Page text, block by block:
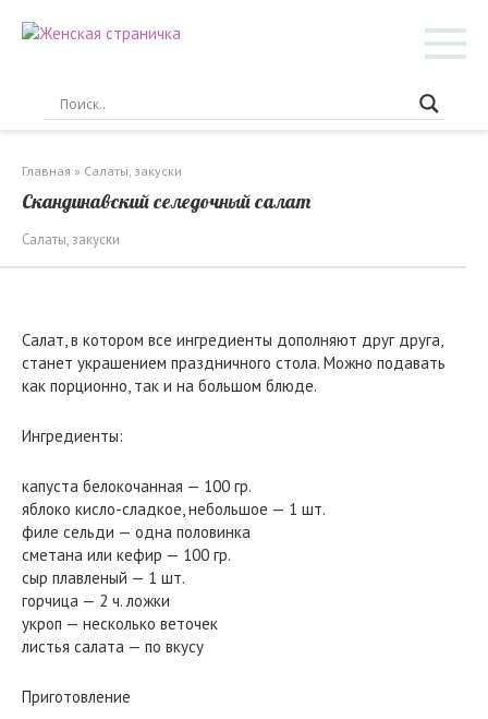
Главная » Салаты, закуски
Скандинавский селедочный салат
Салаты, закуски
Салат, в котором все ингредиенты дополняют друг друга,
станет украшением праздничного стола. Можно подавать
как порционно, так и на большом блюде.
Ингредиенты:
капуста белокочанная — 100 гр.
яблоко кисло-сладкое, небольшое — 1 шт.
филе сельди — одна половинка
сметана или кефир — 100 гр.
сыр плавленый — 1 шт.
горчица — 2 ч. ложки
укроп — несколько веточек
листья салата — по вкусу
Приготовление